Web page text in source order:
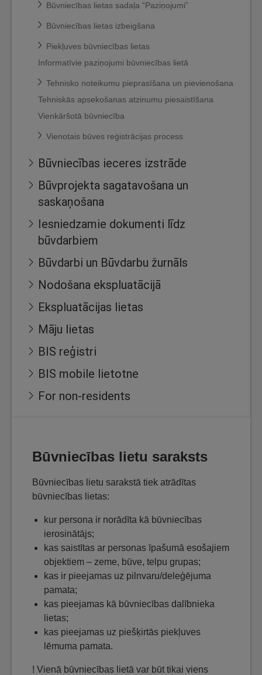
Būvniecības lietas sadaļa “Paziņojumi”
Būvniecības lietas izbeigšana
Piekļuves būvniecības lietas
Informatīvie paziņojumi būvniecības lietā
Tehnisko noteikumu pieprasīšana un pievienošana
Tehniskās apsekošanas atzinumu piesaistīšana
Vienkāršotā būvniecība
Vienotais būves reģistrācijas process
Būvniecības ieceres izstrāde
Būvprojekta sagatavošana un
saskaņošana
Iesniedzamie dokumenti līdz
būvdarbiem
Būvdarbi un Būvdarbu žurnāls
Nodošana ekspluatācijā
Ekspluatācijas lietas
Māju lietas
BIS reģistri
BIS mobile lietotne
For non-residents
Būvniecības lietu saraksts
Būvniecības lietu sarakstā tiek atrādītas
būvniecības lietas:
kur persona ir norādīta kā būvniecības
ierosinātājs;
kas saistītas ar personas īpašumā esošajiem
objektiem – zeme, būve, telpu grupas;
kas ir pieejamas uz pilnvaru/deleģējuma
pamata;
kas pieejamas kā būvniecības dalībnieka
lietas;
kas pieejamas uz piešķirtās piekļuves
lēmuma pamata.
! Vienā būvniecības lietā var būt tikai viens